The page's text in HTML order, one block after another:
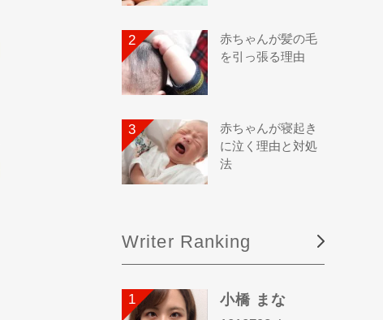
赤ちゃんが髪の毛
を引っ張る理由
赤ちゃんが寝起き
に泣く理由と対処
法
Writer Ranking
小橋 まな